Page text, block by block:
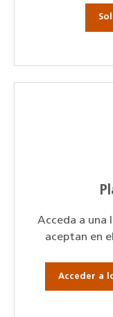
Acceda a una
aceptan en
Acceder a